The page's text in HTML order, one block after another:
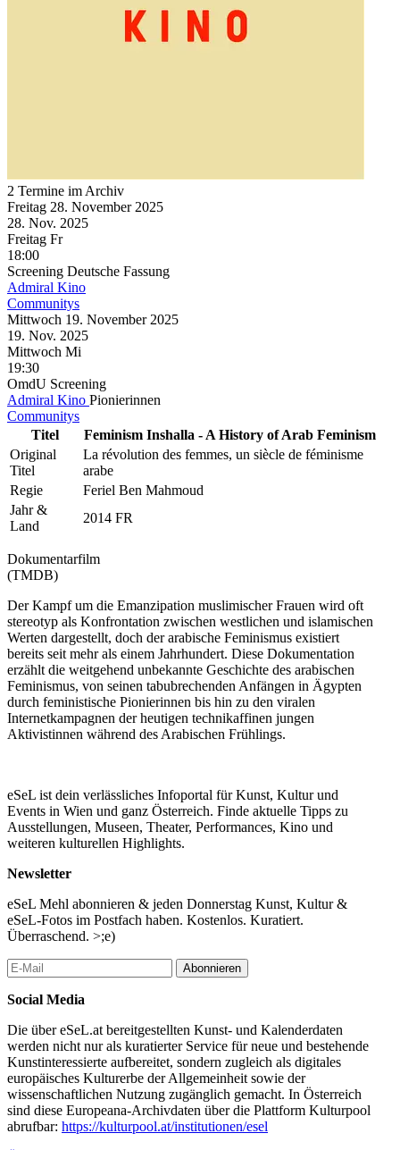
2 Termine im Archiv
Freitag 28. November 2025
28. Nov. 2025
Freitag Fr
18:00
Screening Deutsche Fassung
Admiral Kino
Communitys
Mittwoch 19. November 2025
19. Nov. 2025
Mittwoch Mi
19:30
OmdU Screening
Admiral Kino Pionierinnen
Communitys
Titel
Feminism Inshalla - A History of Arab Feminism
Original
Titel
La révolution des femmes, un siècle de féminisme
arabe
Regie
Feriel Ben Mahmoud
Jahr &
Land
2014 FR
Dokumentarfilm
(TMDB)
Der Kampf um die Emanzipation muslimischer Frauen wird oft
stereotyp als Konfrontation zwischen westlichen und islamischen
Werten dargestellt, doch der arabische Feminismus existiert
bereits seit mehr als einem Jahrhundert. Diese Dokumentation
erzählt die weitgehend unbekannte Geschichte des arabischen
Feminismus, von seinen tabubrechenden Anfängen in Ägypten
durch feministische Pionierinnen bis hin zu den viralen
Internetkampagnen der heutigen technikaffinen jungen
Aktivistinnen während des Arabischen Frühlings.
eSeL ist dein verlässliches Infoportal für Kunst, Kultur und
Events in Wien und ganz Österreich. Finde aktuelle Tipps zu
Ausstellungen, Museen, Theater, Performances, Kino und
weiteren kulturellen Highlights.
Newsletter
eSeL Mehl abonnieren & jeden Donnerstag Kunst, Kultur &
eSeL-Fotos im Postfach haben. Kostenlos. Kuratiert.
Überraschend. >;e)
Abonnieren
Social Media
Die über eSeL.at bereitgestellten Kunst- und Kalenderdaten
werden nicht nur als kuratierter Service für neue und bestehende
Kunstinteressierte aufbereitet, sondern zugleich als digitales
europäisches Kulturerbe der Allgemeinheit sowie der
wissenschaftlichen Nutzung zugänglich gemacht. In Österreich
sind diese Europeana-Archivdaten über die Plattform Kulturpool
abrufbar: https://kulturpool.at/institutionen/esel